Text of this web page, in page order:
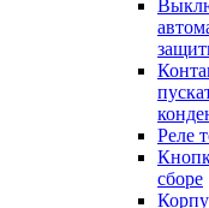
Реле
сборе